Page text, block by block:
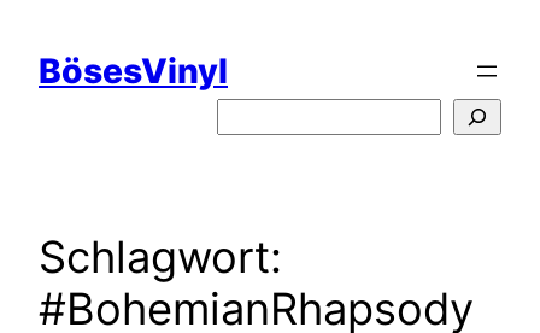
Inhalt
springen
BösesVinyl
n
Schlagwort:
#BohemianRhapsody